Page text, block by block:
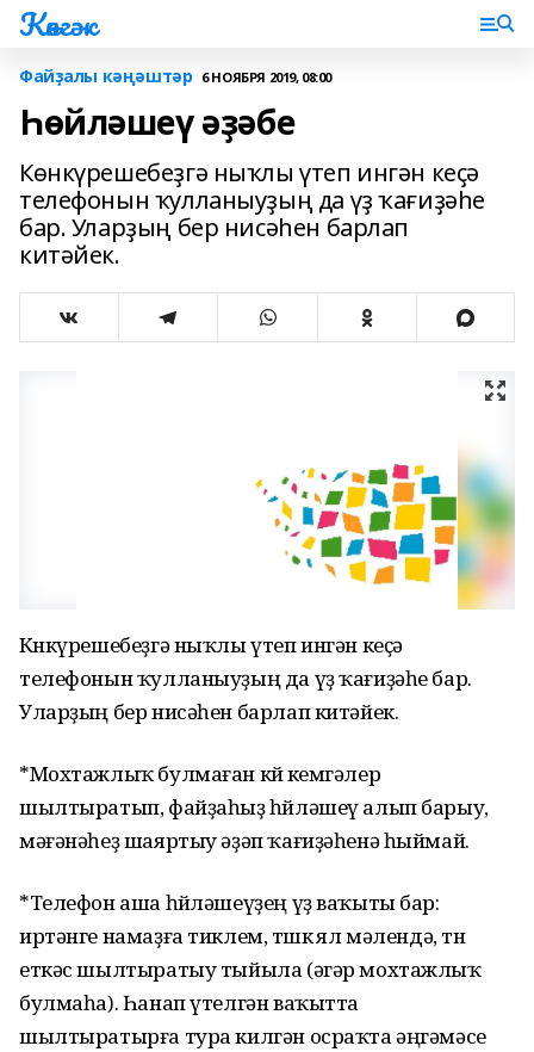
Көнгәк
Файҙалы кәңәштәр 6 НОЯБРЯ 2019, 08:00
Һөйләшеү әҙәбе
Көнкүрешебеҙгә ныҡлы үтеп ингән кеҫә
телефонын ҡулланыуҙың да үҙ ҡағиҙәһе
бар. Уларҙың бер нисәһен барлап
китәйек.
Көнкүрешебеҙгә ныҡлы үтеп ингән кеҫә
телефонын ҡулланыуҙың да үҙ ҡағиҙәһе бар.
Уларҙың бер нисәһен барлап китәйек.
*Мохтажлыҡ булмаған көйө кемгәлер
шылтыратып, файҙаһыҙ һөйләшеү алып барыу,
мәғәнәһеҙ шаяртыу әҙәп ҡағиҙәһенә һыймай.
*Телефон аша һөйләшеүҙең үҙ ваҡыты бар:
иртәнге намаҙға тиклем, төшкө ял мәлендә, төн
еткәс шылтыратыу тыйыла (әгәр мохтажлыҡ
булмаһа). Һанап үтелгән ваҡытта
шылтыратырға тура килгән осраҡта әңгәмәсе